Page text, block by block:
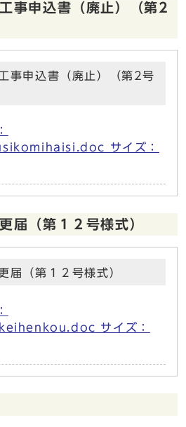
事申込書（廃止）（第2
事申込書（廃止）（第2号
サイズ：
届（第１２号様式）
届（第１２号様式）
サイズ：